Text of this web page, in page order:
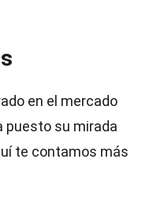
en el mercado
puesto su mirada
te contamos más